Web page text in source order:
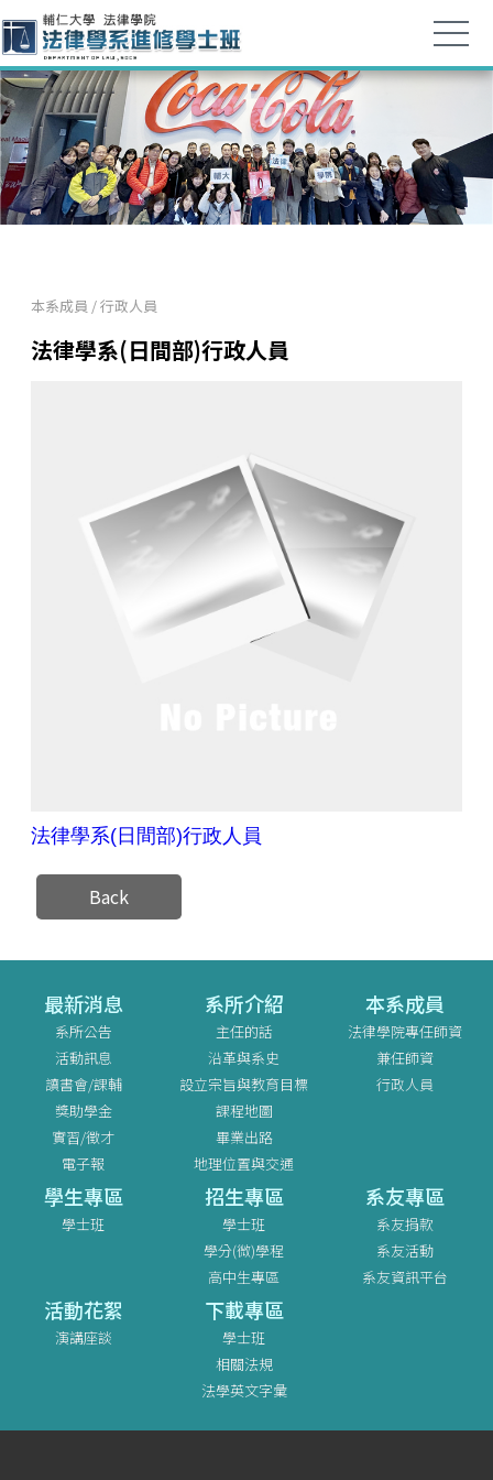
本系成員 /行政人員
法律學系(日間部)行政人員
法律學系(日間部)行政人員
Back
最新消息
系所公告
活動訊息
讀書會/課輔
獎助學金
實習/徵才
電子報
系所介紹
主任的話
沿革與系史
設立宗旨與教育目標
課程地圖
畢業出路
地理位置與交通
本系成員
法律學院專任師資
兼任師資
行政人員
學生專區
學士班
招生專區
學士班
學分(微)學程
高中生專區
系友專區
系友捐款
系友活動
系友資訊平台
活動花絮
演講座談
下載專區
學士班
相關法規
法學英文字彙